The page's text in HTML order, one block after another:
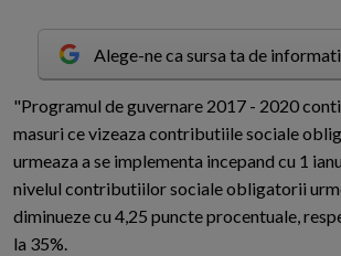
Alege-ne ca sursa ta de
"Programul de guvernare 2017 - 2020
masuri ce vizeaza contributiile sociale
urmeaza a se implementa incepand cu 1
nivelul contributiilor sociale obligatorii
diminueze cu 4,25 puncte procentuale,
la 35%.